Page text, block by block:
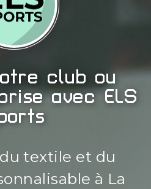
club ou
avec ELS
textile et du
à La